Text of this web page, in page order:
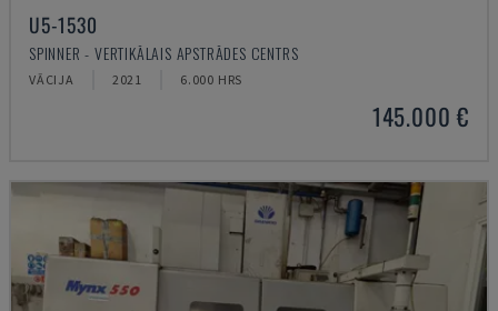
U5-1530
SPINNER - VERTIKĀLAIS APSTRĀDES CENTRS
VĀCIJA 2021 6.000 HRS
145.000 €